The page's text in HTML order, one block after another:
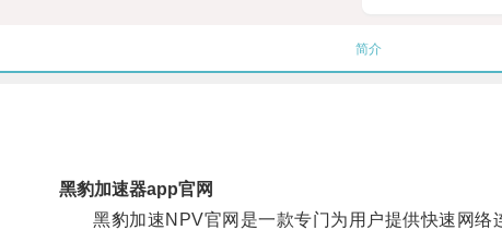
简介
黑豹加速器app官网
黑豹加速NPV官网是一款专门为用户提供快速网络